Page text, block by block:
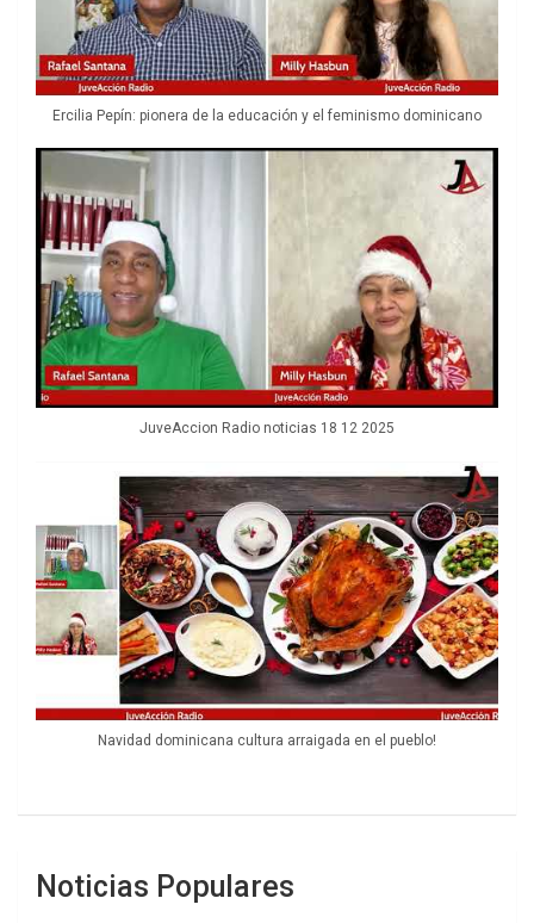
Ercilia Pepín: pionera de la educación y el feminismo dominicano
JuveAccion Radio noticias 18 12 2025
Navidad dominicana cultura arraigada en el pueblo!
Noticias Populares